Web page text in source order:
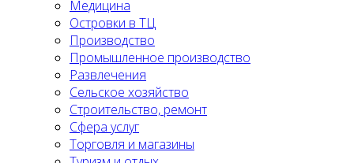
Медицина
Островки в ТЦ
Производство
Промышленное производство
Развлечения
Сельское хозяйство
Строительство, ремонт
Сфера услуг
Торговля и магазины